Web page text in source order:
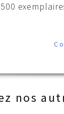
nos